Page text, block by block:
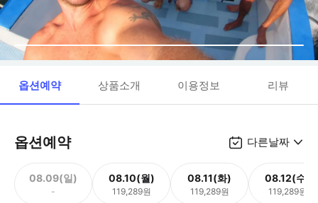
옵션예약 상품소개 이용정보 리뷰
옵션예약 다른날짜
08.09(일)
-
08.10(월)
119,289원
08.11(화)
119,289원
08.12(수)
119,289원